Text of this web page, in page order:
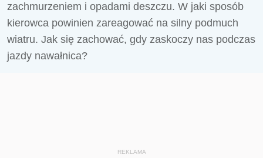
zachmurzeniem i opadami deszczu. W jaki sposób
kierowca powinien zareagować na silny podmuch
wiatru. Jak się zachować, gdy zaskoczy nas podczas
jazdy nawałnica?
REKLAMA